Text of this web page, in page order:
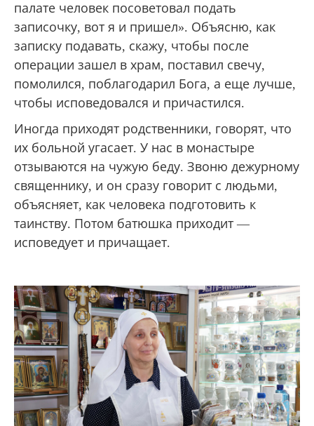
палате человек посоветовал подать
записочку, вот я и пришел». Объясню, как
записку подавать, скажу, чтобы после
операции зашел в храм, поставил свечу,
помолился, поблагодарил Бога, а еще лучше,
чтобы исповедовался и причастился.
Иногда приходят родственники, говорят, что
их больной угасает. У нас в монастыре
отзываются на чужую беду. Звоню дежурному
священнику, и он сразу говорит с людьми,
объясняет, как человека подготовить к
таинству. Потом батюшка приходит —
исповедует и причащает.